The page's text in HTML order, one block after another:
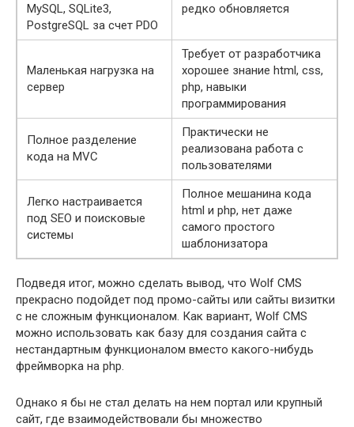
MySQL, SQLite3,
PostgreSQL за счет PDO
редко обновляется
Маленькая нагрузка на
сервер
Требует от разработчика
хорошее знание html, css,
php, навыки
программирования
Полное разделение
кода на MVC
Практически не
реализована работа с
пользователями
Легко настраивается
под SEO и поисковые
системы
Полное мешанина кода
html и php, нет даже
самого простого
шаблонизатора
Подведя итог, можно сделать вывод, что Wolf CMS
прекрасно подойдет под промо-сайты или сайты визитки
с не сложным функционалом. Как вариант, Wolf CMS
можно использовать как базу для создания сайта с
нестандартным функционалом вместо какого-нибудь
фреймворка на php.
Однако я бы не стал делать на нем портал или крупный
сайт, где взаимодействовали бы множество